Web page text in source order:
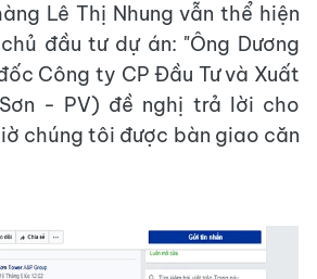
Lê Thị Nhung vẫn thể hiện
đầu tư dự án: "Ông Dương
Công ty CP Đầu Tư và Xuất
- PV) đề nghị trả lời cho
chúng tôi được bàn giao căn